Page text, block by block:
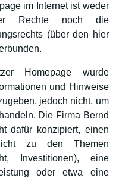
im Internet ist weder
Rechte noch die
(über den hier
Homepage wurde
und Hinweise
jedoch nicht, um
Die Firma Bernd
dafür konzipiert, einen
zu den Themen
Investitionen), eine
oder etwa eine